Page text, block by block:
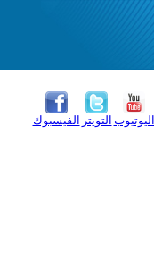
الفيسبوك التويتر اليوتيوب